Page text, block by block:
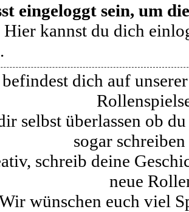
eingeloggt sein, um
Hier kannst du dich
dich auf
selbst überlassen ob
sogar
schreib deine
neue
wünschen euch viel